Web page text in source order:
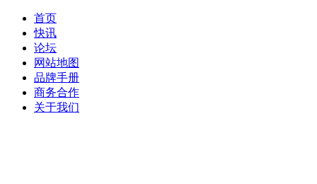
首页
快讯
论坛
网站地图
品牌手册
商务合作
关于我们